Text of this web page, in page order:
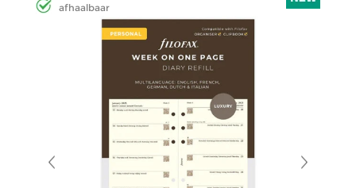
afhaalbaar